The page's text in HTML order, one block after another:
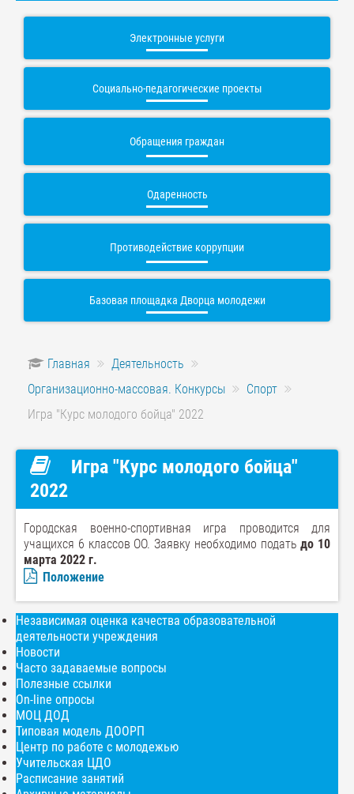
Электронные услуги
Социально-педагогические проекты
Обращения граждан
Одаренность
Противодействие коррупции
Базовая площадка Дворца молодежи
Главная
Деятельность
Организационно-массовая. Конкурсы
Спорт
Игра "Курс молодого бойца" 2022
Игра "Курс молодого бойца"
2022
Городская военно-спортивная игра проводится для
учащихся 6 классов ОО. Заявку необходимо податьдо 10
марта 2022 г.
Положение
Независимая оценка качества образовательной
деятельности учреждения
Новости
Часто задаваемые вопросы
Полезные ссылки
On-line опросы
МОЦ ДОД
Типовая модель ДООРП
Центр по работе с молодежью
Учительская ЦДО
Расписание занятий